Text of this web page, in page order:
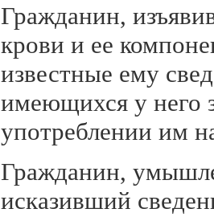
Гражданин,
крови и ее
известные ему
имеющихся у него
употреблении им
Гражданин,
исказивший